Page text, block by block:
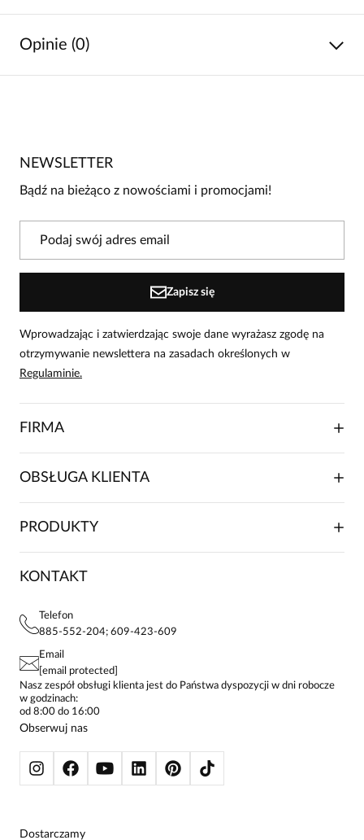
Opinie (0)
Bądź pierwszą osobą, która podzieli się opinią o tym
W naszej witrynie opinie mogą dodawać tylko
NEWSLETTER
Bądź na bieżąco z nowościami i promocjami!
Zapisz się
Wprowadzając i zatwierdzając swoje dane wyrażasz zgodę na
otrzymywanie newslettera na zasadach określonych w
Regulaminie.
FIRMA
O NAS
FRANCZYZA
KONTAKTY
OBSŁUGA KLIENTA
SKŁADANIE ZAMÓWIENIA
FAQ
POLITYKA PRYWATNOŚCI
STREFA STAŁEGO KLIENTA
PRODUKTY
SUKIENKI
KOSZULE DAMSKIE
SPODNIE DAMSKIE
ŻAKIETY I MARYNARKI
SWETRY
BLUZY
KONTAKT
Telefon
885-552-204; 609-423-609
Email
[email protected]
Nasz zespół obsługi klienta jest do Państwa dyspozycji w dni robocze
w godzinach:
od 8:00 do 16:00
Obserwuj nas
Dostarczamy